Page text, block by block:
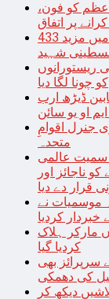
کو فون،
پر اتفاق
غزہ کے پناہ گزین کیمپ پر اسرائیلی حملے میں مزید 433
شہید
ریستورانوں
کو چونا لگا دیا
ڈیڑھ ارب
ایم او یو سائن
جنرل اقوامِ
متحدہ
سمیت عالمی
ناجائز اور
قرار دے دیا
موسمیات نے
خبردار کردیا
کو گولیاں مارکر ہلاک
کردیا گیا
سرپرائز بھی
کی دھمکی
دیکھ کر